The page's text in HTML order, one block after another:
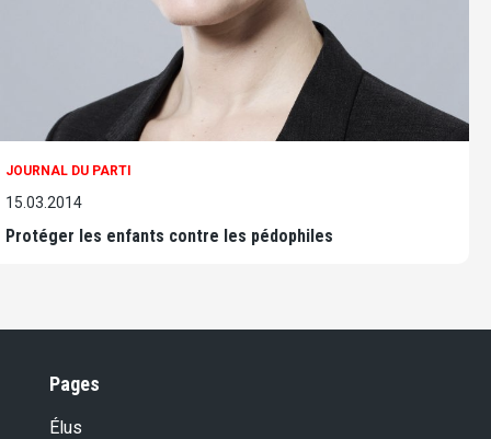
JOURNAL DU PARTI
15.03.2014
Protéger les enfants contre les pédophiles
Pages
Élus